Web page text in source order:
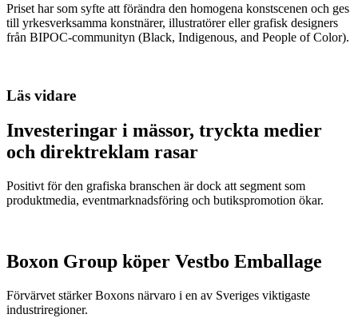
Priset har som syfte att förändra den homogena konstscenen och ges
till yrkesverksamma konstnärer, illustratörer eller grafisk designers
från BIPOC-communityn (Black, Indigenous, and People of Color).
Läs vidare
Investeringar i mässor, tryckta medier
och direktreklam rasar
Positivt för den grafiska branschen är dock att segment som
produktmedia, eventmarknadsföring och butikspromotion ökar.
Boxon Group köper Vestbo Emballage
Förvärvet stärker Boxons närvaro i en av Sveriges viktigaste
industriregioner.